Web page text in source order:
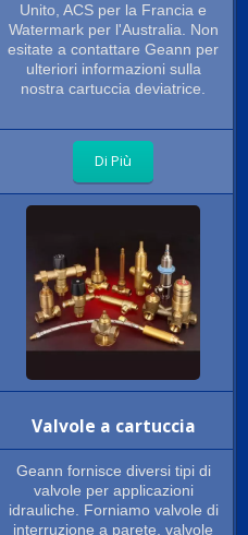
Unito, ACS per la Francia e
Watermark per l'Australia. Non
esitate a contattare Geann per
ulteriori informazioni sulla
nostra cartuccia deviatrice.
Di Più
Valvole a cartuccia
Geann fornisce diversi tipi di
valvole per applicazioni
idrauliche. Forniamo valvole di
interruzione a parete, valvole